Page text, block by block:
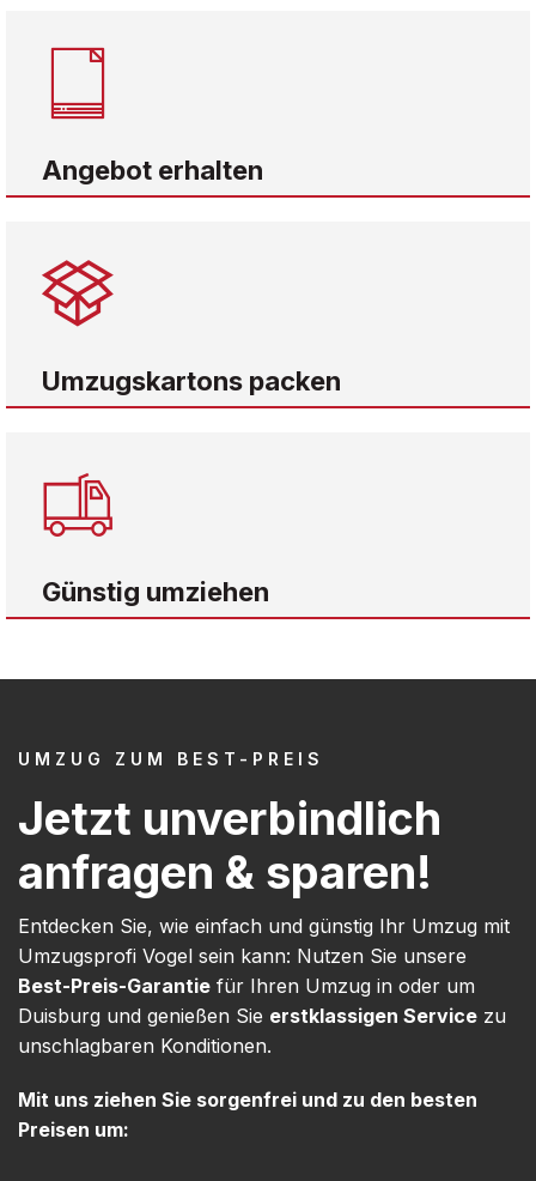
Angebot erhalten
Umzugskartons packen
Günstig umziehen
UMZUG ZUM BEST-PREIS
Jetzt unverbindlich
anfragen & sparen!
Entdecken Sie, wie einfach und günstig Ihr Umzug mit
Umzugsprofi Vogel sein kann: Nutzen Sie unsere
Best-Preis-Garantie für Ihren Umzug in oder um
Duisburg und genießen Sie erstklassigen Service zu
unschlagbaren Konditionen.
Mit uns ziehen Sie sorgenfrei und zu den besten
Preisen um: